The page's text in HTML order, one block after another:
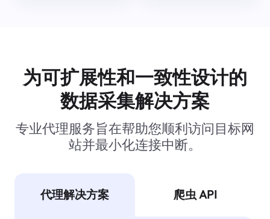
为可扩展性和一致性设计的
数据采集解决方案
专业代理服务旨在帮助您顺利访问目标网
站并最小化连接中断。
代理解决方案 爬虫 API